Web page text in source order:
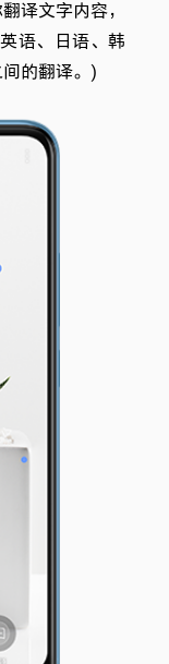
译文字内容，
语、日语、韩
的翻译。)